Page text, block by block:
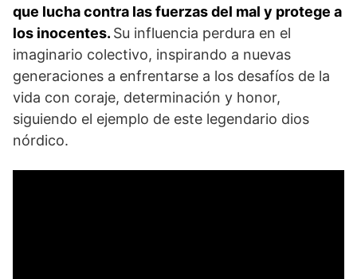
que lucha contra las fuerzas del mal y protege ⁣a
los inocentes. Su​ influencia perdura en el
imaginario colectivo, inspirando a nuevas
generaciones a enfrentarse a los desafíos de la
vida con coraje, determinación y honor,
siguiendo el ejemplo de⁤ este legendario dios
nórdico.